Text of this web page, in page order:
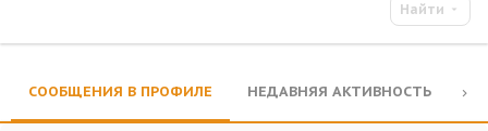
Найти
СООБЩЕНИЯ В ПРОФИЛЕ НЕДАВНЯЯ АКТИВНОСТЬ